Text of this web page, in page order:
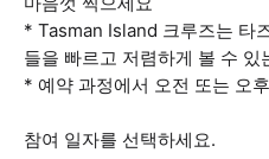
* Tasman Island 크루즈는 타
들을 빠르고 저렴하게 볼 수 있
* 예약 과정에서 오전 또는 오
참여 일자를 선택하세요.